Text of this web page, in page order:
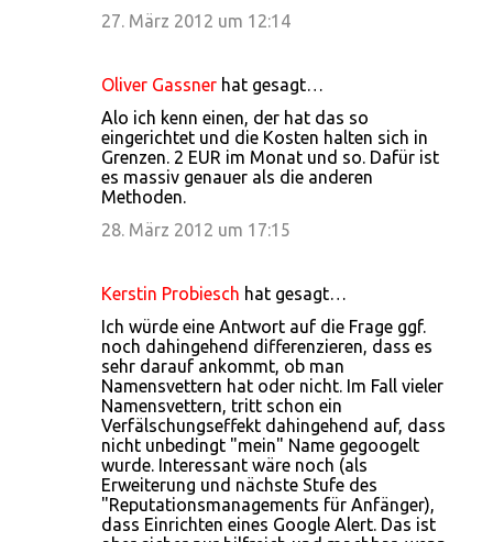
27. März 2012 um 12:14
Oliver Gassner hat gesagt…
Alo ich kenn einen, der hat das so
eingerichtet und die Kosten halten sich in
Grenzen. 2 EUR im Monat und so. Dafür ist
es massiv genauer als die anderen
Methoden.
28. März 2012 um 17:15
Kerstin Probiesch hat gesagt…
Ich würde eine Antwort auf die Frage ggf.
noch dahingehend differenzieren, dass es
sehr darauf ankommt, ob man
Namensvettern hat oder nicht. Im Fall vieler
Namensvettern, tritt schon ein
Verfälschungseffekt dahingehend auf, dass
nicht unbedingt "mein" Name gegoogelt
wurde. Interessant wäre noch (als
Erweiterung und nächste Stufe des
"Reputationsmanagements für Anfänger),
dass Einrichten eines Google Alert. Das ist